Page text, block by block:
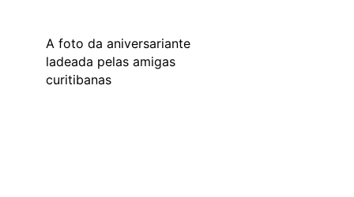
A foto da aniversariante
ladeada pelas amigas
curitibanas